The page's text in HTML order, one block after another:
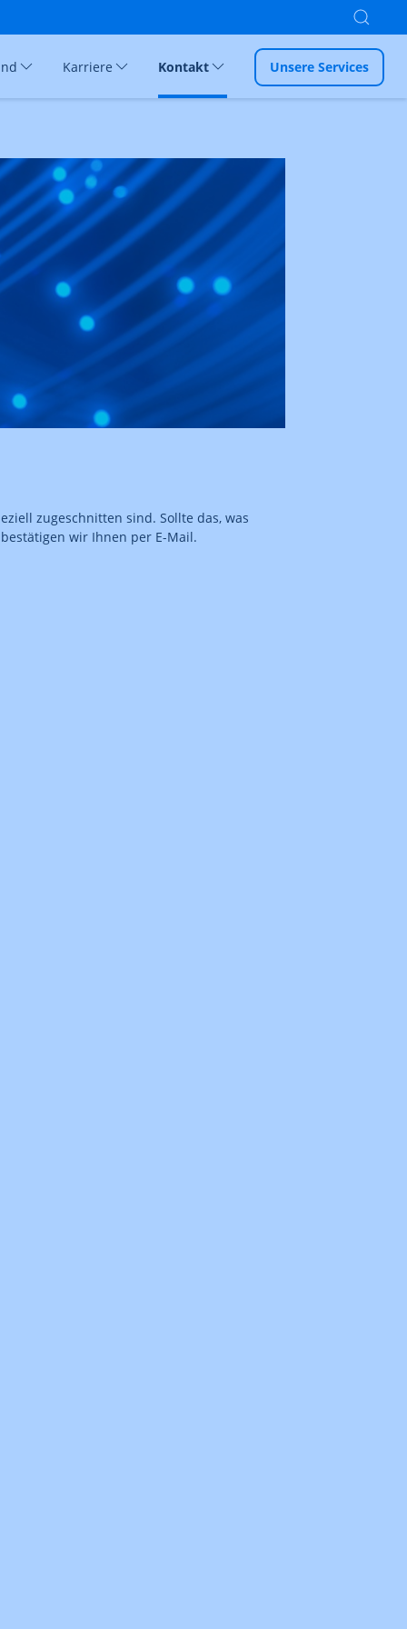
Karriere Kontakt Unsere Services
zugeschnitten sind. Sollte das, was
wir Ihnen per E-Mail.